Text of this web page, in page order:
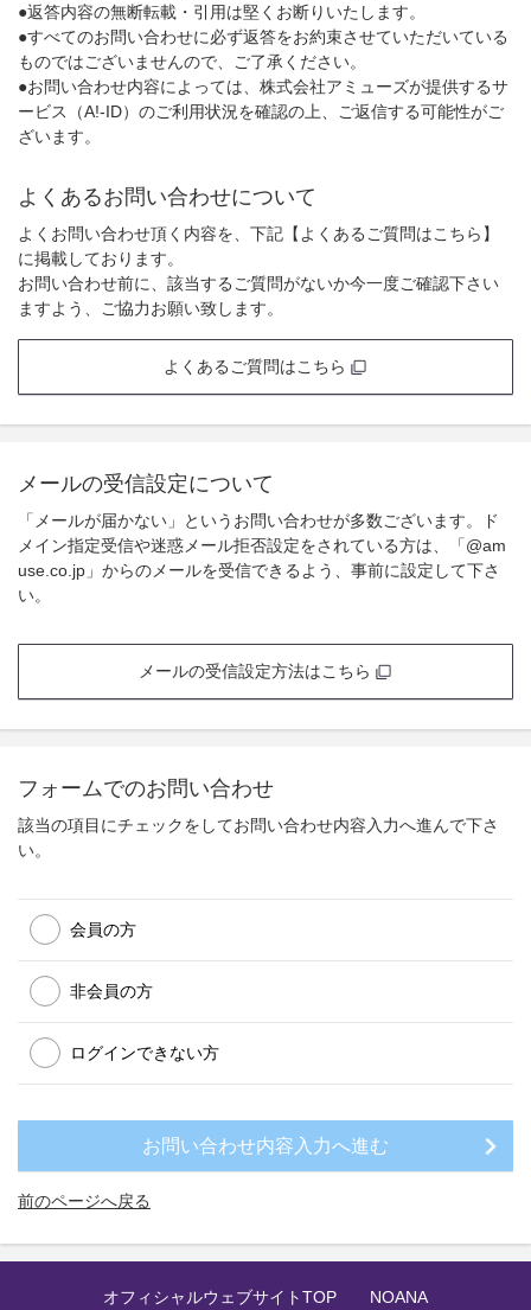
●返答内容の無断転載・引用は堅くお断りいたします。
●すべてのお問い合わせに必ず返答をお約束させていただいている
ものではございませんので、ご了承ください。
●お問い合わせ内容によっては、株式会社アミューズが提供するサ
ービス（A!-ID）のご利用状況を確認の上、ご返信する可能性がご
ざいます。
よくあるお問い合わせについて
よくお問い合わせ頂く内容を、下記【よくあるご質問はこちら】
に掲載しております。
お問い合わせ前に、該当するご質問がないか今一度ご確認下さい
ますよう、ご協力お願い致します。
よくあるご質問はこちら
メールの受信設定について
「メールが届かない」というお問い合わせが多数ございます。ド
メイン指定受信や迷惑メール拒否設定をされている方は、「@am
use.co.jp」からのメールを受信できるよう、事前に設定して下さ
い。
メールの受信設定方法はこちら
フォームでのお問い合わせ
該当の項目にチェックをしてお問い合わせ内容入力へ進んで下さ
い。
会員の方
非会員の方
ログインできない方
前のページへ戻る
オフィシャルウェブサイトTOP NOANA